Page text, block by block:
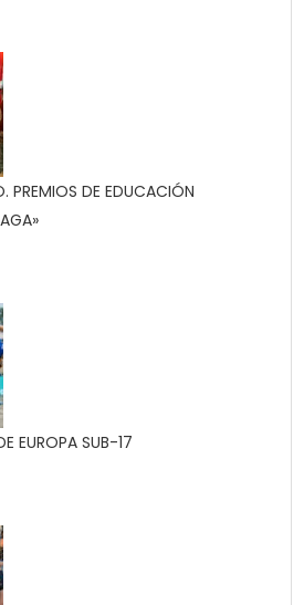
PREMIOS DE EDUCACIÓN
EUROPA SUB-17